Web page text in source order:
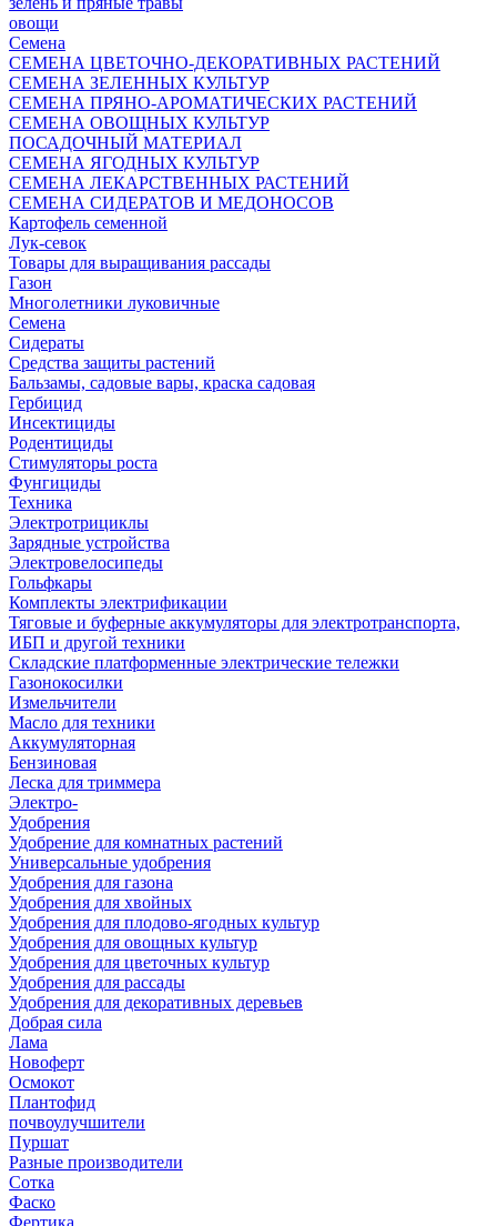
овощи
Семена
СЕМЕНА ЦВЕТОЧНО-ДЕКОРАТИВНЫХ РАСТЕНИЙ
СЕМЕНА ЗЕЛЕННЫХ КУЛЬТУР
СЕМЕНА ПРЯНО-АРОМАТИЧЕСКИХ РАСТЕНИЙ
СЕМЕНА ОВОЩНЫХ КУЛЬТУР
ПОСАДОЧНЫЙ МАТЕРИАЛ
СЕМЕНА ЯГОДНЫХ КУЛЬТУР
СЕМЕНА ЛЕКАРСТВЕННЫХ РАСТЕНИЙ
СЕМЕНА СИДЕРАТОВ И МЕДОНОСОВ
Картофель семенной
Лук-севок
Товары для выращивания рассады
Газон
Многолетники луковичные
Семена
Сидераты
Средства защиты растений
Бальзамы, садовые вары, краска садовая
Гербицид
Инсектициды
Родентициды
Стимуляторы роста
Фунгициды
Техника
Электротрициклы
Зарядные устройства
Электровелосипеды
Гольфкары
Комплекты электрификации
Тяговые и буферные аккумуляторы для электротранспорта,
ИБП и другой техники
Складские платформенные электрические тележки
Газонокосилки
Измельчители
Масло для техники
Аккумуляторная
Бензиновая
Леска для триммера
Электро-
Удобрения
Удобрение для комнатных растений
Универсальные удобрения
Удобрения для газона
Удобрения для хвойных
Удобрения для плодово-ягодных культур
Удобрения для овощных культур
Удобрения для цветочных культур
Удобрения для рассады
Удобрения для декоративных деревьев
Добрая сила
Лама
Новоферт
Осмокот
Плантофид
почвоулучшители
Пуршат
Разные производители
Сотка
Фаско